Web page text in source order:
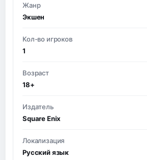
Жанр
Экшен
Кол-во игроков
1
Возраст
18+
Издатель
Square Enix
Локализация
Русский язык